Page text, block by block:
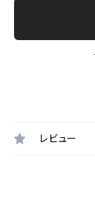
レビュー